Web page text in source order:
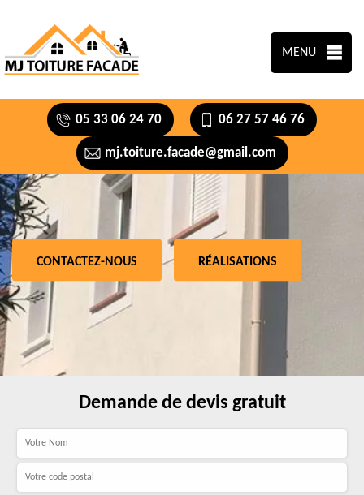
MENU
05 33 06 24 70 06 27 57 46 76
mj.toiture.facade@gmail.com
CONTACTEZ-NOUS RÉALISATIONS
Demande de devis gratuit